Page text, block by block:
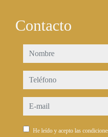
Contacto
nombre
teléfono
e-mail
He leído y acepto las